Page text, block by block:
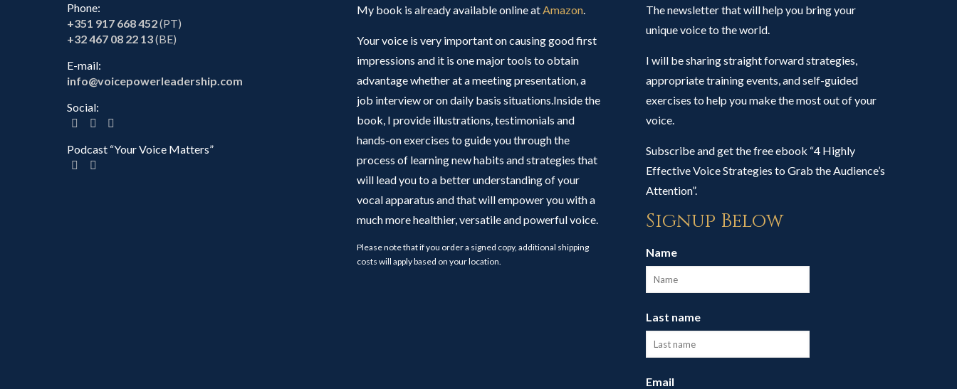
Phone:
+351 917 668 452(PT)
+32 467 08 22 13(BE)
E-mail:
info@voicepowerleadership.com
Social:
Podcast “Your Voice Matters”
My book is already available online atAmazon.
Your voice is very important on causing good first
impressions and it is one major tools to obtain
advantage whether at a meeting presentation, a
job interview or on daily basis situations.Inside the
book, I provide illustrations, testimonials and
hands-on exercises to guide you through the
process of learning new habits and strategies that
will lead you to a better understanding of your
vocal apparatus and that will empower you with a
much more healthier, versatile and powerful voice.
Please note that if you order a signed copy, additional shipping
costs will apply based on your location.
The newsletter that will help you bring your
unique voice to the world.
I will be sharing straight forward strategies,
appropriate training events, and self-guided
exercises to help you make the most out of your
voice.
Subscribe and get the free ebook “4 Highly
Effective Voice Strategies to Grab the Audience’s
Attention”.
Signup Below
Name
Last name
Email